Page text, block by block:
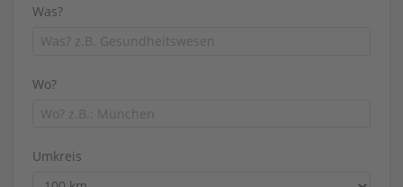
Was?
Wo?
Umkreis